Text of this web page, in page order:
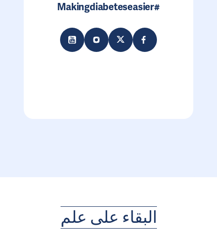
#Makingdiabeteseasier
البقاء على علم